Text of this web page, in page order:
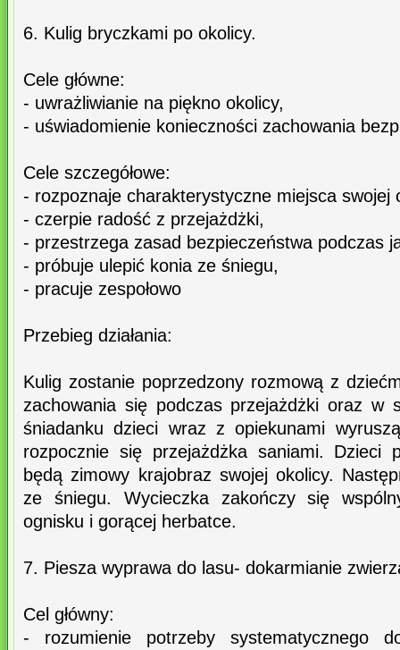
6. Kulig bryczkami po okolicy.
Cele główne:
- uwrażliwianie na piękno okolicy,
- uświadomienie konieczności zachowania
Cele szczegółowe:
- rozpoznaje charakterystyczne miejsca swojej
- czerpie radość z przejażdżki,
- przestrzega zasad bezpieczeństwa podczas
- próbuje ulepić konia ze śniegu,
- pracuje zespołowo
Przebieg działania:
Kulig zostanie poprzedzony rozmową z
zachowania się podczas przejażdżki oraz w
śniadanku dzieci wraz z opiekunami
rozpocznie się przejażdżka saniami. Dzieci
będą zimowy krajobraz swojej okolicy.
ze śniegu. Wycieczka zakończy się
ognisku i gorącej herbatce.
7. Piesza wyprawa do lasu- dokarmianie
Cel główny:
- rozumienie potrzeby systematycznego